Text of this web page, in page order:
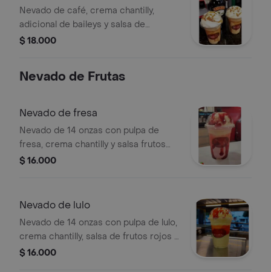
Nevado de café, crema chantilly,
adicional de baileys y salsa de
arequipe.
$ 18.000
Nevado de Frutas
Nevado de fresa
Nevado de 14 onzas con pulpa de
fresa, crema chantilly y salsa frutos
rojos y leche condensada.
$ 16.000
Nevado de lulo
Nevado de 14 onzas con pulpa de lulo,
crema chantilly, salsa de frutos rojos y
leche condensada.
$ 16.000